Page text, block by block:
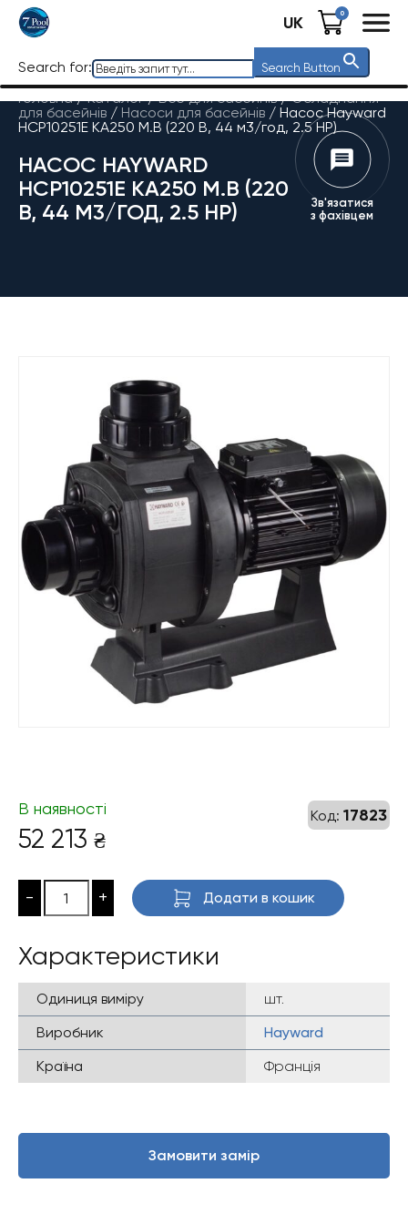
UK 0
Search for: Search Button
Головна / Каталог/Все для басейнів/Обладнання
для басейнів / Насоси для басейнів / Насос Hayward
HCP10251E KA250 M.B (220 В, 44 м3/год, 2.5 HP)
НАСОС HAYWARD
HCP10251E KA250 M.B (220
В, 44 М3/ГОД, 2.5 HP)
Зв'язатися
з фахівцем
Код: 17823
В наявності
52 213 ₴
- + Додати в кошик
Характеристики
Одиниця виміру
шт.
Виробник
Hayward
Країна
Франція
Замовити замір